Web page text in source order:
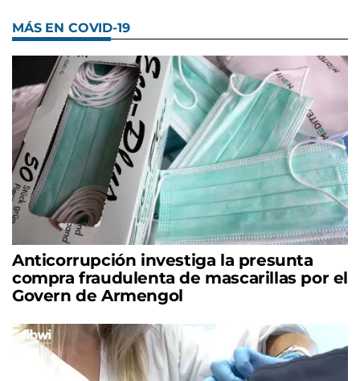
MÁS EN COVID-19
Anticorrupción investiga la presunta
compra fraudulenta de mascarillas por el
Govern de Armengol